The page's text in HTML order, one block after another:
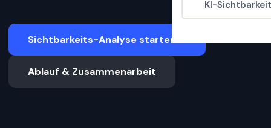
KI-
Sichtbarkeits-Analyse starten
Ablauf & Zusammenarbeit